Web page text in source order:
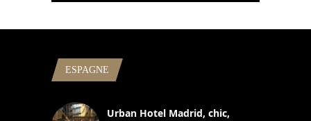
ESPAGNE
Urban Hotel Madrid, chic,